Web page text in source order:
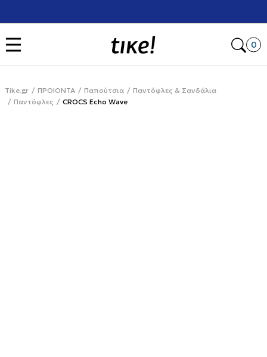
0
Tike.gr ΠΡΟΙΟΝΤΑ Παπούτσια
Παντόφλες & Σανδάλια
Παντόφλες
CROCS Echo Wave